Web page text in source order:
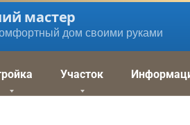
мастер
дом своими руками
Участок